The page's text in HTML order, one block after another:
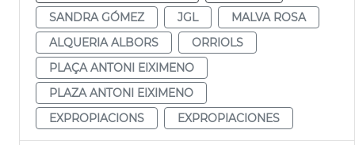
SANDRA GÓMEZ
JGL
MALVA ROSA
ALQUERIA ALBORS
ORRIOLS
PLAÇA ANTONI EIXIMENO
PLAZA ANTONI EIXIMENO
EXPROPIACIONS
EXPROPIACIONES